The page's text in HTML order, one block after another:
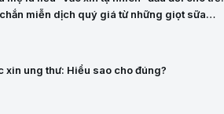
miễn dịch quý giá từ những giọt sữa
xin ung thư: Hiểu sao cho đúng?